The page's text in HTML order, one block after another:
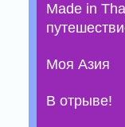
Made in
Моя Азия
В отрыве!